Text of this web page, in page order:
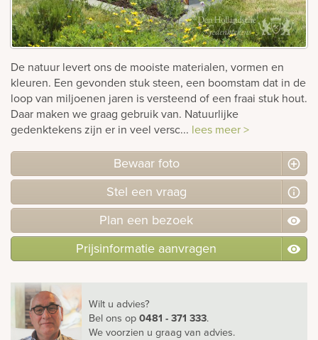
De natuur levert ons de mooiste materialen, vormen en
kleuren. Een gevonden stuk steen, een boomstam dat in de
loop van miljoenen jaren is versteend of een fraai stuk hout.
Daar maken we graag gebruik van. Natuurlijke
gedenktekens zijn er in veel versc... lees meer >
Bewaar foto
Stel een vraag
Plan een bezoek
Prijsinformatie aanvragen
Wilt u advies?
Bel ons op0481 - 371 333.
We voorzien u graag van advies.